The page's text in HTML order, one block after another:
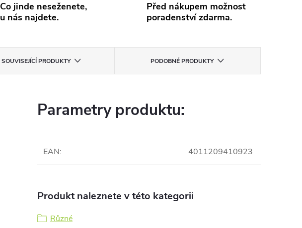
Co jinde neseženete,
u nás najdete.
Před nákupem možnost
poradenství zdarma.
SOUVISEJÍCÍ PRODUKTY PODOBNÉ PRODUKTY
Parametry produktu:
EAN: 4011209410923
Produkt naleznete v této kategorii
Různé